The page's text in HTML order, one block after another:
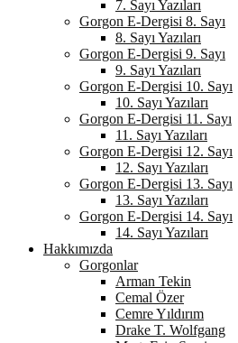
7. Sayı Yazıları
Gorgon E-Dergisi 8. Sayı
8. Sayı Yazıları
Gorgon E-Dergisi 9. Sayı
9. Sayı Yazıları
Gorgon E-Dergisi 10. Sayı
10. Sayı Yazıları
Gorgon E-Dergisi 11. Sayı
11. Sayı Yazıları
Gorgon E-Dergisi 12. Sayı
12. Sayı Yazıları
Gorgon E-Dergisi 13. Sayı
13. Sayı Yazıları
Gorgon E-Dergisi 14. Sayı
14. Sayı Yazıları
Hakkımızda
Gorgonlar
Arman Tekin
Cemal Özer
Cemre Yıldırım
Drake T. Wolfgang